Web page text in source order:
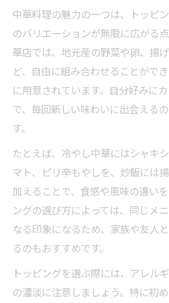
中華料理の魅力の一つは、トッピ
のバリエーションが無限に広がる
華店では、地元産の野菜や卵、揚
ど、自由に組み合わせることがで
に用意されています。自分好みに
で、毎回新しい味わいに出会える
す。
たとえば、冷やし中華にはシャキ
マト、ピリ辛もやしを、炒飯には
加えることで、食感や風味の違い
ングの選び方によっては、同じメ
なる印象になるため、家族や友人
るのもおすすめです。
トッピングを選ぶ際には、アレル
の濃淡に注意しましょう。特に初